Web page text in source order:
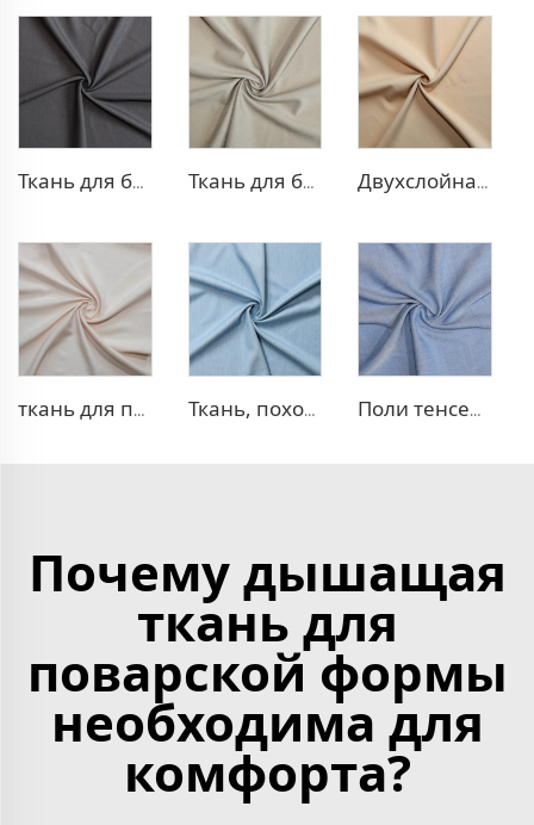
Ткань для блейзера TR с эффектом стрейч Ткань для блейзера TR в рубчик Двухслойная ткань для платья TR
ткань для платья 100% лиоцелл, похожая на лен Ткань, похожая на деним, TR Поли тенсел деним — ткань, похожая на джинсовую
Почему дышащая
ткань для
поварской формы
необходима для
комфорта?